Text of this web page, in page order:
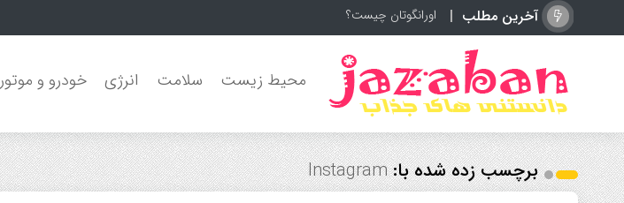
آخرین مطلب اورانگوتان چیست؟ آشنایی
محیط زیست سلامت انرژی خودرو و
برچسب زده شده با:Instagram